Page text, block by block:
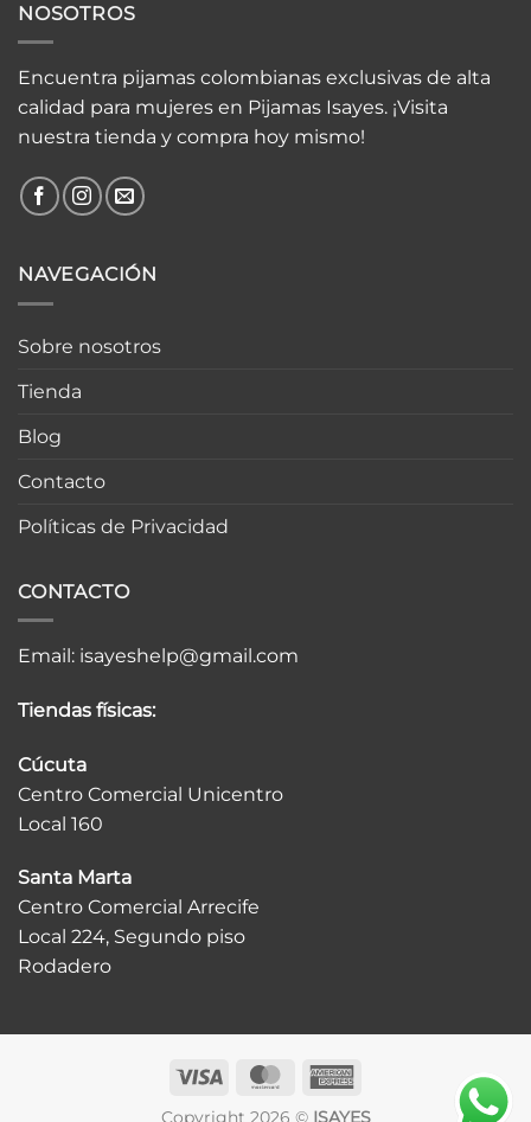
NOSOTROS
Encuentra pijamas colombianas exclusivas de alta
calidad para mujeres en Pijamas Isayes. ¡Visita
nuestra tienda y compra hoy mismo!
NAVEGACIÓN
Sobre nosotros
Tienda
Blog
Contacto
Políticas de Privacidad
CONTACTO
Email: isayeshelp@gmail.com
Tiendas físicas:
Cúcuta
Centro Comercial Unicentro
Local 160
Santa Marta
Centro Comercial Arrecife
Local 224, Segundo piso
Rodadero
Visa MasterCard
Copyright 2026 © ISAYES